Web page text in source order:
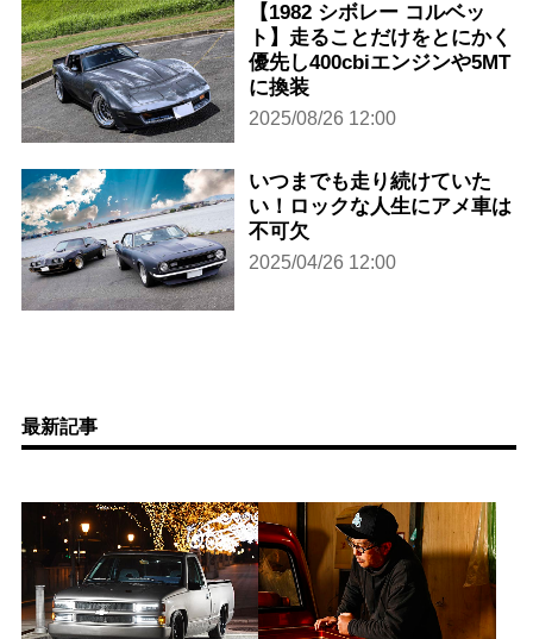
【1982 シボレー コルベッ
ト】走ることだけをとにかく
優先し400cbiエンジンや5MT
に換装
2025/08/26 12:00
いつまでも走り続けていた
い！ロックな人生にアメ車は
不可欠
2025/04/26 12:00
最新記事